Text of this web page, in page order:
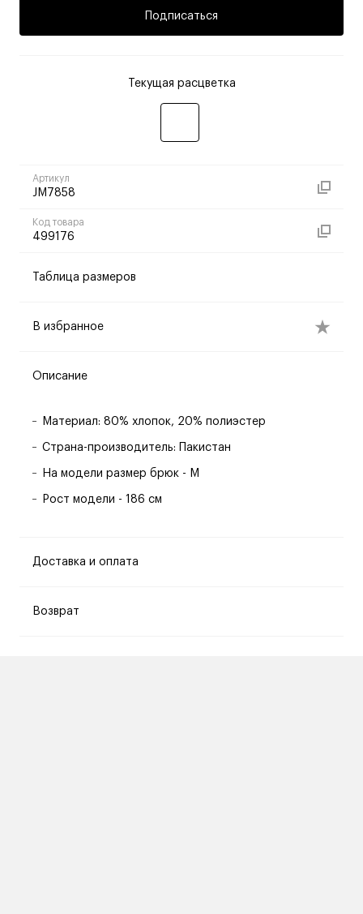
Подписаться
Текущая расцветка
Артикул
JM7858
Код товара
499176
Таблица размеров
В избранное
Описание
Материал: 80% хлопок, 20% полиэстер
Страна-производитель: Пакистан
На модели размер брюк - M
Рост модели - 186 см
Доставка и оплата
Возврат